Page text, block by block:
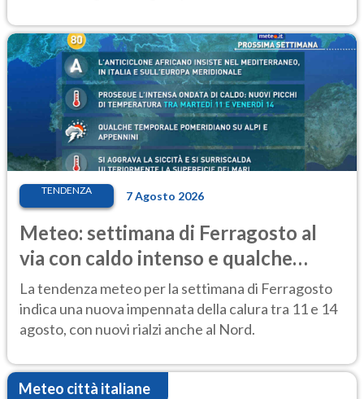
TENDENZA 7 Agosto 2026
Meteo: settimana di Ferragosto al
via con caldo intenso e qualche
temporale
La tendenza meteo per la settimana di Ferragosto
indica una nuova impennata della calura tra 11 e 14
agosto, con nuovi rialzi anche al Nord.
Meteo città italiane